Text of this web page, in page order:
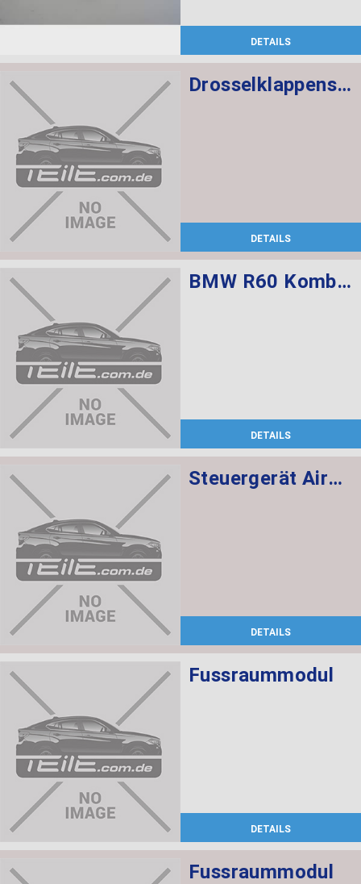
DETAILS
Drosselklappenstutzen
DETAILS
BMW R60 Kombischalter links L=520
DETAILS
Steuergerät Airbag
DETAILS
Fussraummodul
DETAILS
Fussraummodul